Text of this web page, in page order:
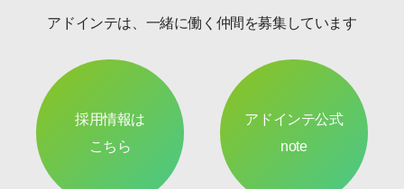
アドインテは、一緒に働く仲間を募集しています
採用情報は
こちら
アドインテ公式
note